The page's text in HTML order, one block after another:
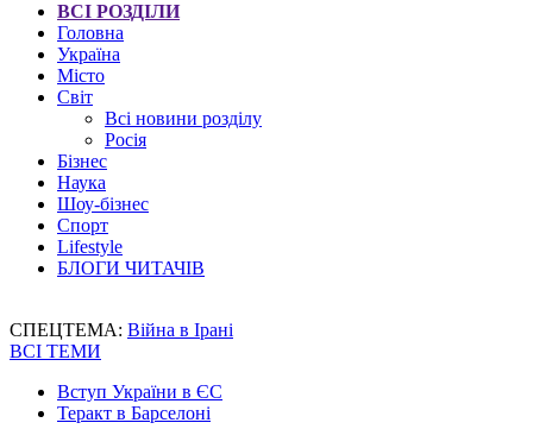
ВСІ РОЗДІЛИ
Головна
Україна
Місто
Світ
Всі новини розділу
Росія
Бізнес
Наука
Шоу-бізнес
Спорт
Lifestyle
БЛОГИ ЧИТАЧІВ
СПЕЦТЕМА: Війна в Ірані
ВСІ ТЕМИ
Вступ України в ЄС
Теракт в Барселоні